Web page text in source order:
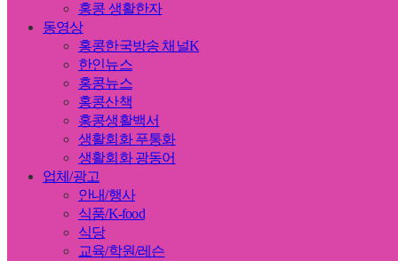
홍콩 생활한자
동영상
홍콩한국방송 채널K
한인뉴스
홍콩뉴스
홍콩산책
홍콩생활백서
생활회화 푸통화
생활회화 광동어
업체/광고
안내/행사
식품/K-food
식당
교육/학원/레슨